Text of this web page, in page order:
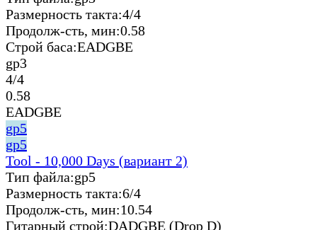
Размерность такта:4/4
Продолж-сть, мин:0.58
Строй баса:EADGBE
gp3
4/4
0.58
EADGBE
gp5
gp5
Tool - 10,000 Days (вариант 2)
Тип файла:gp5
Размерность такта:6/4
Продолж-сть, мин:10.54
Гитарный строй:DADGBE (Drop D)